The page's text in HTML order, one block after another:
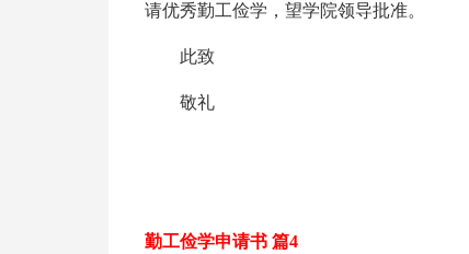
请优秀勤工俭学，望学院领导批准。
此致
敬礼
勤工俭学申请书 篇4